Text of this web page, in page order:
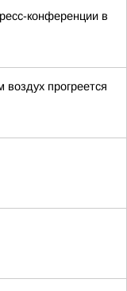
конференции в
прогреется